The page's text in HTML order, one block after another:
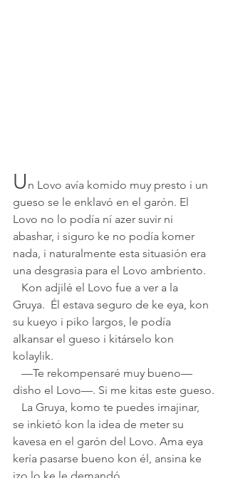
U n Lovo avía komido muy presto i un
gueso se le enklavó en el garón. El
Lovo no lo podía ní azer suvir ni
abashar, i siguro ke no podía komer
nada, i naturalmente esta situasión era
una desgrasia para el Lovo ambriento.
Gruya.  Él estava seguro de ke eya, kon
su kueyo i piko largos, le podía
alkansar el gueso i kitárselo kon
kolaylik.
disho el Lovo—. Si me kitas este gueso.
se inkietó kon la idea de meter su
kavesa en el garón del Lovo. Ama eya
kería pasarse bueno kon él, ansina ke